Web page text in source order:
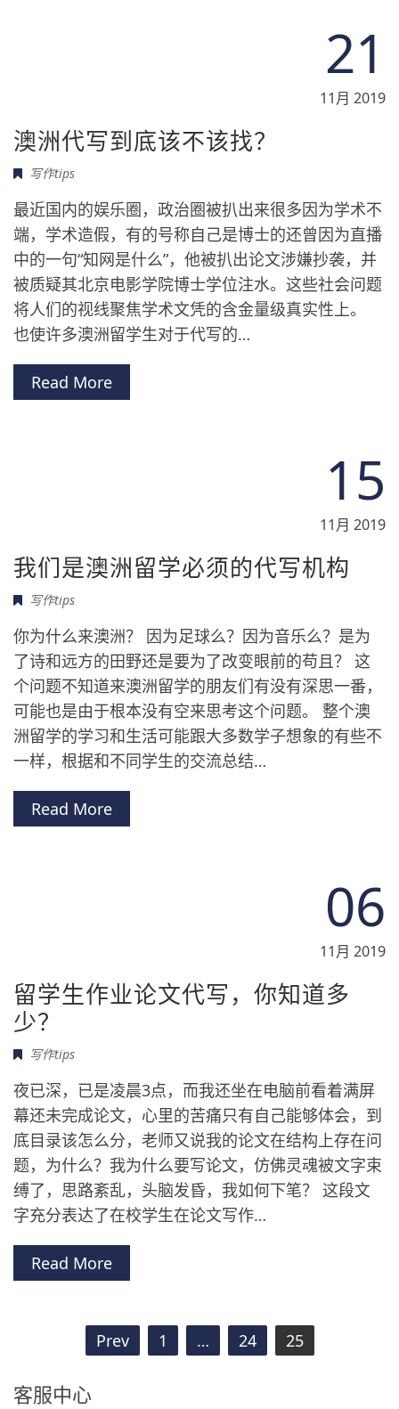
21
11月 2019
澳洲代写到底该不该找？
写作tips
最近国内的娱乐圈，政治圈被扒出来很多因为学术不
端，学术造假，有的号称自己是博士的还曾因为直播
中的一句“知网是什么”，他被扒出论文涉嫌抄袭，并
被质疑其北京电影学院博士学位注水。这些社会问题
将人们的视线聚焦学术文凭的含金量级真实性上。
也使许多澳洲留学生对于代写的…
Read More
15
11月 2019
我们是澳洲留学必须的代写机构
写作tips
你为什么来澳洲？ 因为足球么？因为音乐么？是为
了诗和远方的田野还是要为了改变眼前的苟且？ 这
个问题不知道来澳洲留学的朋友们有没有深思一番，
可能也是由于根本没有空来思考这个问题。 整个澳
洲留学的学习和生活可能跟大多数学子想象的有些不
一样，根据和不同学生的交流总结…
Read More
06
11月 2019
留学生作业论文代写，你知道多
少？
写作tips
夜已深，已是凌晨3点，而我还坐在电脑前看着满屏
幕还未完成论文，心里的苦痛只有自己能够体会，到
底目录该怎么分，老师又说我的论文在结构上存在问
题，为什么？我为什么要写论文，仿佛灵魂被文字束
缚了，思路紊乱，头脑发昏，我如何下笔？ 这段文
字充分表达了在校学生在论文写作…
Read More
导
Prev 1 … 24 25
客服中心